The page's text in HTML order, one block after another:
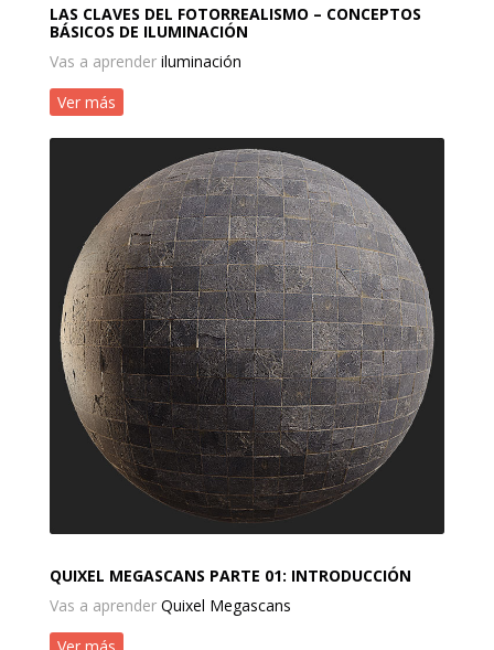
LAS CLAVES DEL FOTORREALISMO – CONCEPTOS
BÁSICOS DE ILUMINACIÓN
Vas a aprender iluminación
Ver más
QUIXEL MEGASCANS PARTE 01: INTRODUCCIÓN
Vas a aprender Quixel Megascans
Ver más